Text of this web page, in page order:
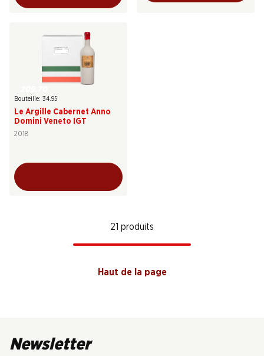
Bouteille: 34.95
Le Argille Cabernet Anno
Domini Veneto IGT
2018
21 produits
Haut de la page
Newsletter